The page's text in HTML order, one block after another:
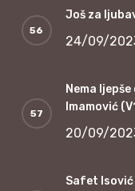
Još za
24/09/
Nema
Imamović
20/09/
Safet Isović